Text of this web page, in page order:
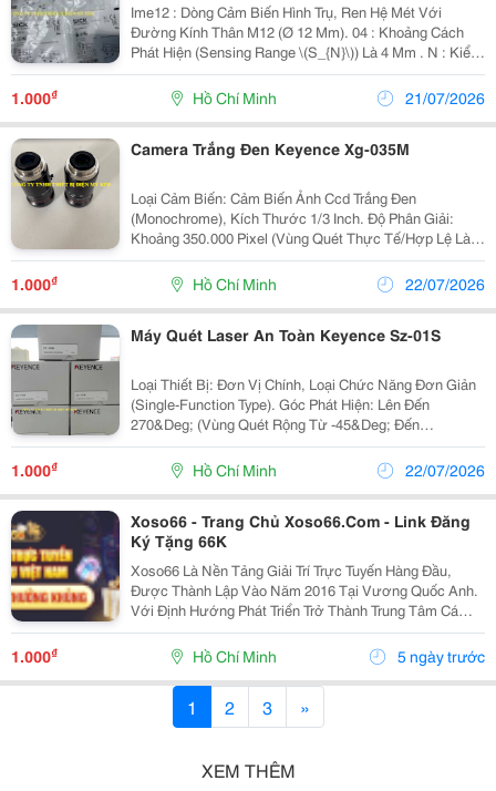
Ime12 : Dòng Cảm Biến Hình Trụ, Ren Hệ Mét Với
Đường Kính Thân M12 (Ø 12 Mm). 04 : Khoảng Cách
Phát Hiện (Sensing Range \(S_{N}\)) Là 4 Mm . N : Kiểu
Lắp Đặt Không Phẳng ( Non-Flush / Unshielded). Đầu
Cảm Biến Lồi Ra Để Tăng Vùng Quét...
1.000₫ Hồ Chí Minh 21/07/2026
Camera Trắng Đen Keyence Xg-035M
Loại Cảm Biến: Cảm Biến Ảnh Ccd Trắng Đen
(Monochrome), Kích Thước 1/3 Inch. Độ Phân Giải:
Khoảng 350.000 Pixel (Vùng Quét Thực Tế/Hợp Lệ Là
640 &Times; 480 Pixel - Tương Đương 0,31 Megapixel).
Phương Thức Quét: Quét Lũy Tiến (Progressive
Scan)....
1.000₫ Hồ Chí Minh 22/07/2026
Máy Quét Laser An Toàn Keyence Sz-01S
Loại Thiết Bị: Đơn Vị Chính, Loại Chức Năng Đơn Giản
(Single-Function Type). Góc Phát Hiện: Lên Đến
270&Deg; (Vùng Quét Rộng Từ -45&Deg; Đến
225&Deg;). Khoảng Cách Bảo Vệ Tối Đa: Lên Tới 4.2
Mét (Tùy Thuộc Vào Kích Thước Vật Thể Cần Phát Hiện
1.000₫ Hồ Chí Minh 22/07/2026
Xoso66 - Trang Chủ Xoso66.Com - Link Đăng
Ký Tặng 66K
Xoso66 Là Nền Tảng Giải Trí Trực Tuyến Hàng Đầu,
Được Thành Lập Vào Năm 2016 Tại Vương Quốc Anh.
Với Định Hướng Phát Triển Trở Thành Trung Tâm Cá
Cược Toàn Cầu, Xoso66 Không Ngừng Đầu Tư Vào Hệ
Thống Công Nghệ Để Đảm Bảo Tính Minh Bạch, Công
Bằng Và...
1.000₫ Hồ Chí Minh 5 ngày trước
1 2 3 »
XEM THÊM